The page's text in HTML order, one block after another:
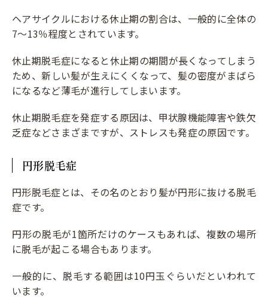
ヘアサイクルにおける休止期の割合は、一般的に全体の
7～13％程度とされています。
休止期脱毛症になると休止期の期間が長くなってしまう
ため、新しい髪が生えにくくなって、髪の密度がまばら
になるなど薄毛が進行してしまいます。
休止期脱毛症を発症する原因は、甲状腺機能障害や鉄欠
乏症などさまざまですが、ストレスも発症の原因です。
円形脱毛症
円形脱毛症とは、その名のとおり髪が円形に抜ける脱毛
症です。
円形の脱毛が1箇所だけのケースもあれば、複数の場所
に脱毛が起こる場合もあります。
一般的に、脱毛する範囲は10円玉ぐらいだといわれて
います。